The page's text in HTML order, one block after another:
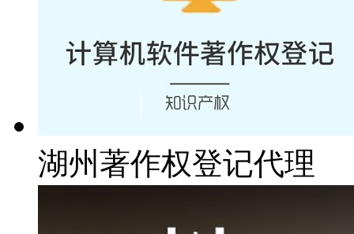
湖州著作权登记代理